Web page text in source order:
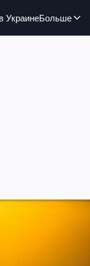
УкраинеБольше